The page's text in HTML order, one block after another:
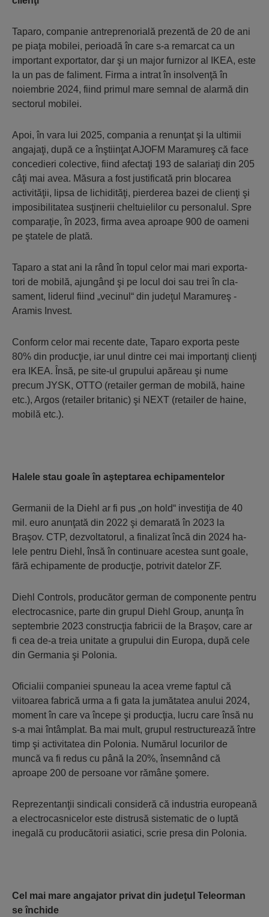
Taparo, companie antreprenorială prezentă de 20 de ani
pe piaţa mobilei, perioadă în care s-a re­mar­cat ca un
important ex­por­tator, dar şi un major furnizor al IKEA, este
la un pas de fa­liment. Fir­ma a intrat în insolvenţă în
noiembrie 2024, fiind primul mare semnal de alarmă din
sectorul mobilei.
Apoi, în vara lui 2025, compania a renunţat şi la ultimii
angajaţi, după ce a înştiinţat AJOFM Maramureş că face
concedieri colective, fiind afectaţi 193 de salariaţi din 205
câţi mai avea. Măsura a fost justificată prin blocarea
activităţii, lipsa de lichidităţi, pierderea bazei de clienţi şi
imposibilitatea susţinerii cheltuielilor cu personalul. Spre
comparaţie, în 2023, firma avea aproape 900 de oameni
pe ştatele de plată.
Taparo a stat ani la rând în topul celor mai mari exporta­
tori de mobilă, a­jun­gând şi pe locul doi sau trei în cla­
sament, liderul fi­ind „vecinul“ din judeţul Maramureş -
Aramis Invest.
Conform celor mai recente date, Taparo exporta peste
80% din producţie, iar unul dintre cei mai importanţi clienţi
era IKEA. Însă, pe site-ul grupului apăreau şi nume
precum JYSK, OTTO (re­tailer german de mo­bi­lă, haine
etc.), Argos (retai­ler britanic) şi NEXT (retailer de haine,
mobilă etc.).
Halele stau goale în aşteptarea echipamentelor
Germanii de la Diehl ar fi pus „on hold“ investiţia de 40
mil. euro anunţată din 2022 şi demarată în 2023 la
Braşov. CTP, dezvoltatorul, a finalizat încă din 2024 ha­
lele pentru Diehl, însă în continuare acestea sunt goa­le,
fără echipamente de producţie, potrivit datelor ZF.
Diehl Controls, producător german de compo­nente pentru
electrocasnice, parte din grupul Diehl Group, anunţa în
septembrie 2023 construcţia fabricii de la Braşov, care ar
fi cea de-a treia unitate a grupului din Europa, după cele
din Germania şi Polonia.
Oficialii companiei spuneau la acea vreme faptul că
viitoarea fabrică urma a fi gata la jumătatea anului 2024,
moment în care va începe şi producţia, lucru care însă nu
s-a mai întâmplat. Ba mai mult, grupul restructurează între
timp şi activitatea din Polonia. Numărul locurilor de
muncă va fi redus cu până la 20%, însemnând că
aproape 200 de persoane vor rămâne şomere.
Reprezentanţii sindicali consideră că industria europeană
a electrocasnicelor este distrusă sistematic de o luptă
inegală cu producătorii asiatici, scrie presa din Polonia.
Cel mai mare angajator privat din judeţul Teleorman
se închide